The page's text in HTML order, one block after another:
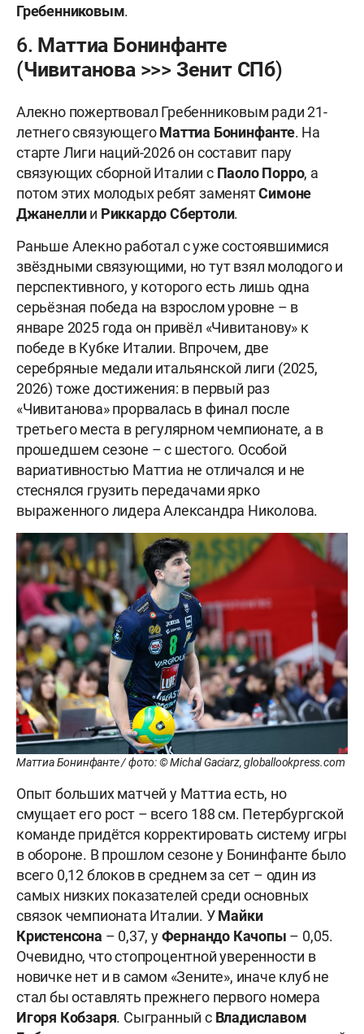
Гребенниковым.
6. Маттиа Бонинфанте
(Чивитанова >>> Зенит СПб)
Алекно пожертвовал Гребенниковым ради 21-
летнего связующегоМаттиа Бонинфанте. На
старте Лиги наций-2026 он составит пару
связующих сборной Италии с Паоло Порро, а
потом этих молодых ребят заменятСимоне
Джанеллии Риккардо Сбертоли.
Раньше Алекно работал с уже состоявшимися
звёздными связующими, но тут взял молодого и
перспективного, у которого есть лишь одна
серьёзная победа на взрослом уровне – в
январе 2025 года он привёл «Чивитанову» к
победе в Кубке Италии. Впрочем, две
серебряные медали итальянской лиги (2025,
2026) тоже достижения: в первый раз
«Чивитанова» прорвалась в финал после
третьего места в регулярном чемпионате, а в
прошедшем сезоне – с шестого. Особой
вариативностью Маттиа не отличался и не
стеснялся грузить передачами ярко
выраженного лидера Александра Николова.
Маттиа Бонинфанте / фото: © Michal Gaciarz, globallookpress.com
Опыт больших матчей у Маттиа есть, но
смущает его рост – всего 188 см. Петербургской
команде придётся корректировать систему игры
в обороне. В прошлом сезоне у Бонинфанте было
всего 0,12 блоков в среднем за сет – один из
самых низких показателей среди основных
связок чемпионата Италии. УМайки
Кристенсона – 0,37, уФернандо Качопы – 0,05.
Очевидно, что стопроцентной уверенности в
новичке нет и в самом «Зените», иначе клуб не
стал бы оставлять прежнего первого номера
Игоря Кобзаря. Сыгранный с Владиславом